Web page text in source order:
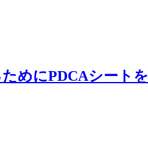
めにPDCAシートを